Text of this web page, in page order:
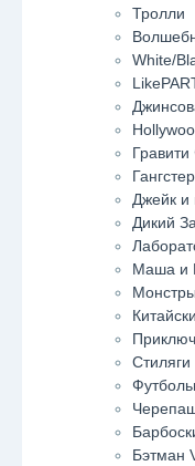
Тролли
White/
Джейк и
Дикий
Маша и
Стиляги
Бэтман